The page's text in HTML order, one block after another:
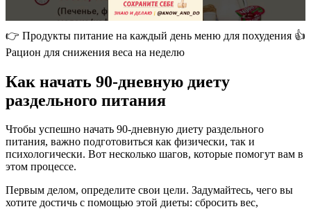
👉 Продукты питание на каждый день меню для похудения 👍
Рацион для снижения веса на неделю
Как начать 90-дневную диету
раздельного питания
Чтобы успешно начать 90-дневную диету раздельного
питания, важно подготовиться как физически, так и
психологически. Вот несколько шагов, которые помогут вам в
этом процессе.
Первым делом, определите свои цели. Задумайтесь, чего вы
хотите достичь с помощью этой диеты: сбросить вес,